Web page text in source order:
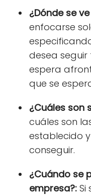
¿Dónde se
enfocarse
desea
espera
que se
¿Cuáles son
cuáles son
establecido
conseguir.
¿Cuándo se
empresa?: Si